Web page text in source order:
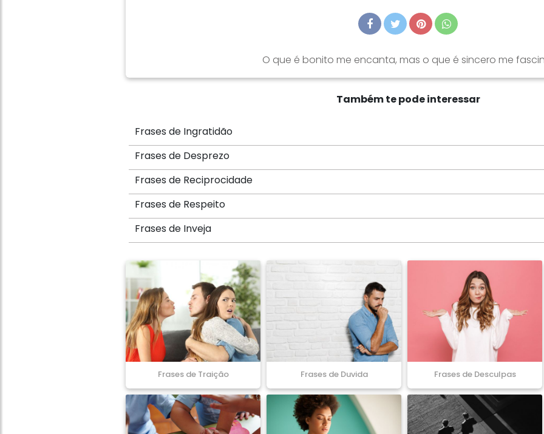
O que é bonito me encanta, mas o que é sincero me
Também te pode interessar
Frases de Ingratidão
Frases de Desprezo
Frases de Reciprocidade
Frases de Respeito
Frases de Inveja
Frases de Traição Frases de Duvida Frases de Desculpas